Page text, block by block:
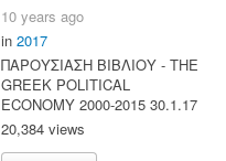
10 years ago
in 2017
ΠΑΡΟΥΣΙΑΣΗ ΒΙΒΛΙΟΥ - ΤΗΕ
GREEK POLITICAL
ECONOMY 2000-2015 30.1.17
20,384 views